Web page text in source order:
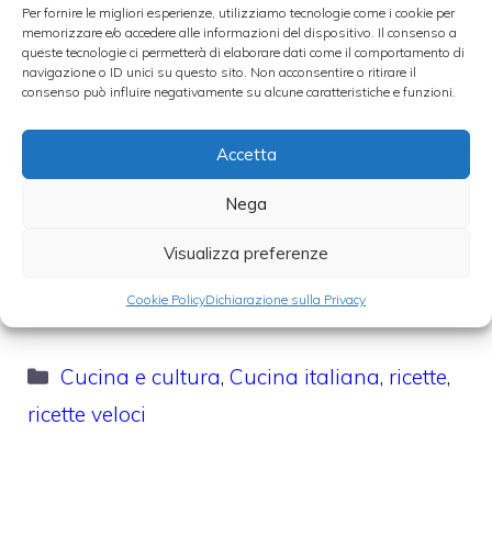
Per fornire le migliori esperienze, utilizziamo tecnologie come i cookie per
memorizzare e/o accedere alle informazioni del dispositivo. Il consenso a
queste tecnologie ci permetterà di elaborare dati come il comportamento di
navigazione o ID unici su questo sito. Non acconsentire o ritirare il
consenso può influire negativamente su alcune caratteristiche e funzioni.
Accetta
Nega
Visualizza preferenze
Cookie PolicyDichiarazione sulla Privacy
1 litro di brodo di carne
20 gr di burro per mantecare
40 gr di grana padano grattugiato
300 gr di pasta di salame (o salsiccia fresca)
180 ml di vino Bonarda Oltrepò pavese DOC
Categorie
Cucina e cultura,Cucina italiana, ricette,
ricette veloci